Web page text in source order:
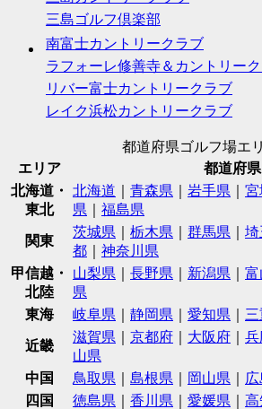
三島ゴルフ倶楽部
南富士カントリークラブ
ラフォーレ修善寺＆カントリー
リバー富士カントリークラブ
レイク浜松カントリークラブ
都道府県ゴルフ場エ
エリア
都道府県
北海道・
東北
北海道 青森県 岩手県 宮
県
福島県
関東
茨城県 栃木県 群馬県 埼
都
神奈川県
甲信越・
北陸
山梨県 長野県 新潟県 富
県
東海
岐阜県 静岡県 愛知県
近畿
滋賀県 京都府 大阪府 兵
山県
中国
鳥取県 島根県 岡山県
四国
徳島県 香川県 愛媛県
高